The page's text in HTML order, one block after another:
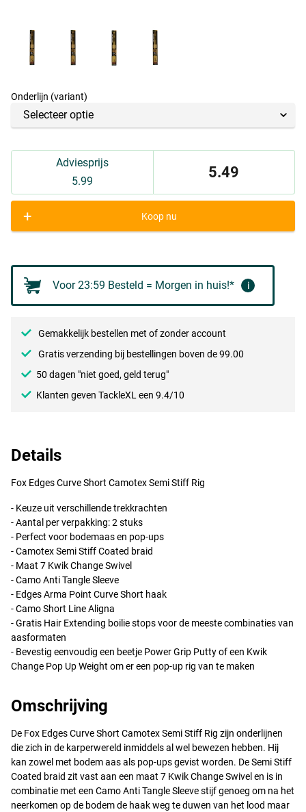
Onderlijn (variant)
Adviesprijs
5.99
5.49
+ Koop nu
Voor 23:59 Besteld = Morgen in huis!* i
Gemakkelijk bestellen met of zonder account
Gratis verzending bij bestellingen boven de 99.00
50 dagen "niet goed, geld terug"
Klanten geven TackleXL een 9.4/10
Details
Fox Edges Curve Short Camotex Semi Stiff Rig
- Keuze uit verschillende trekkrachten
- Aantal per verpakking: 2 stuks
- Perfect voor bodemaas en pop-ups
- Camotex Semi Stiff Coated braid
- Maat 7 Kwik Change Swivel
- Camo Anti Tangle Sleeve
- Edges Arma Point Curve Short haak
- Camo Short Line Aligna
- Gratis Hair Extending boilie stops voor de meeste combinaties van
aasformaten
- Bevestig eenvoudig een beetje Power Grip Putty of een Kwik
Change Pop Up Weight om er een pop-up rig van te maken
Omschrijving
De Fox Edges Curve Short Camotex Semi Stiff Rig zijn onderlijnen
die zich in de karperwereld inmiddels al wel bewezen hebben. Hij
kan zowel met bodem aas als pop-ups gevist worden. De Semi Stiff
Coated braid zit vast aan een maat 7 Kwik Change Swivel en is in
combinatie met een Camo Anti Tangle Sleeve stijf genoeg om na het
neerkomen op de bodem de haak weg te duwen van het lood maar